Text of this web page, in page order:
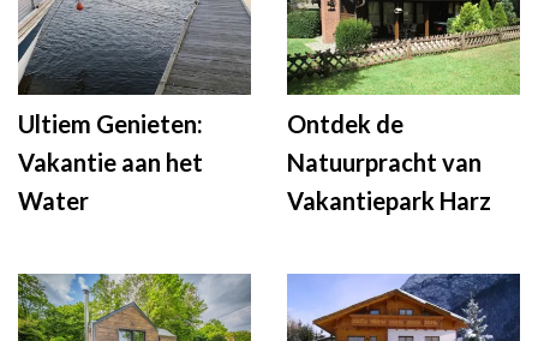
Ultiem Genieten:
Vakantie aan het
Water
Ontdek de
Natuurpracht van
Vakantiepark Harz